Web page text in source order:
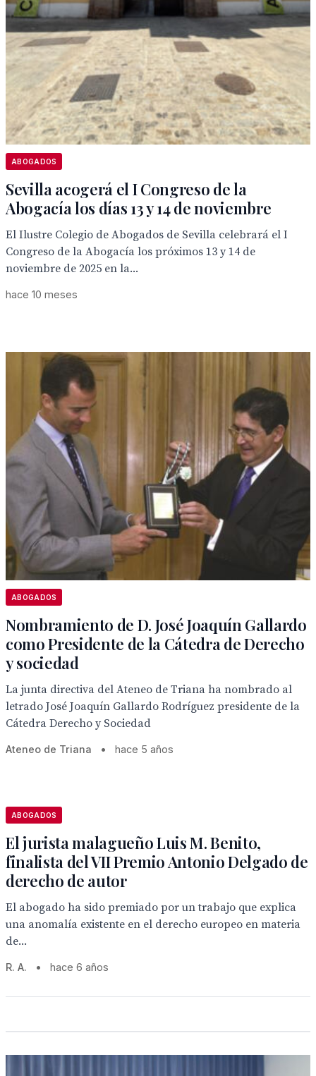
ABOGADOS
Sevilla acogerá el I Congreso de la
Abogacía los días 13 y 14 de noviembre
El Ilustre Colegio de Abogados de Sevilla celebrará el I
Congreso de la Abogacía los próximos 13 y 14 de
noviembre de 2025 en la...
hace 10 meses
ABOGADOS
Nombramiento de D. José Joaquín Gallardo
como Presidente de la Cátedra de Derecho
y sociedad
La junta directiva del Ateneo de Triana ha nombrado al
letrado José Joaquín Gallardo Rodríguez presidente de la
Cátedra Derecho y Sociedad
Ateneo de Triana • hace 5 años
ABOGADOS
El jurista malagueño Luis M. Benito,
finalista del VII Premio Antonio Delgado de
derecho de autor
El abogado ha sido premiado por un trabajo que explica
una anomalía existente en el derecho europeo en materia
de...
R. A. • hace 6 años